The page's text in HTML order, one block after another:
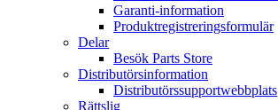
Garanti-information
Produktregistreringsformulär
Delar
Besök Parts Store
Distributörsinformation
Distributörssupportwebbplats
Rättslig